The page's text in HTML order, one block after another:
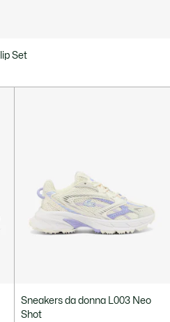
Set
Sneakers da donna L003 Neo
Shot